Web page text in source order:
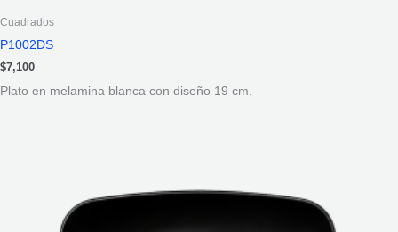
Cuadrados
P1002DS
$7,100
Plato en melamina blanca con diseño 19 cm.